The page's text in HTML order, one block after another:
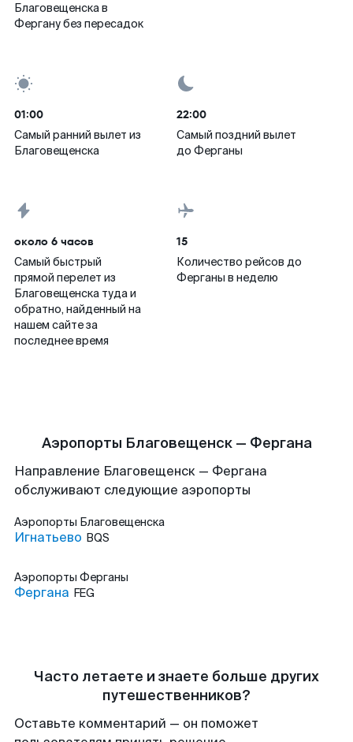
Благовещенска в
Фергану без пересадок
01:00
Самый ранний вылет из
Благовещенска
22:00
Самый поздний вылет
до Ферганы
около 6 часов
Самый быстрый
прямой перелет из
Благовещенска туда и
обратно, найденный на
нашем сайте за
последнее время
15
Количество рейсов до
Ферганы в неделю
Аэропорты Благовещенск — Фергана
Направление Благовещенск — Фергана
обслуживают следующие аэропорты
Аэропорты Благовещенска
Игнатьево BQS
Аэропорты Ферганы
Фергана FEG
Часто летаете и знаете больше других
путешественников?
Оставьте комментарий — он поможет